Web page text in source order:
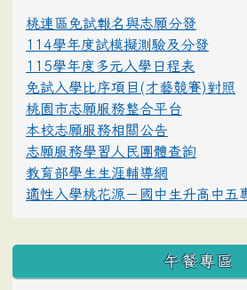
桃連區免試報名與志願分發
114學年度試模擬測驗及分發
115學年度多元入學日程表
免試入學比序項目(才藝競賽)對照
桃園市志願服務整合平台
本校志願服務相關公告
志願服務學習人民團體查詢
教育部學生生涯輔導網
適性入學桃花源－國中生升高中五
午餐專區